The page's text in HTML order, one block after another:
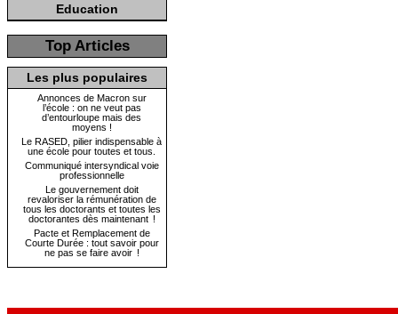
Education
Top Articles
Les plus populaires
Annonces de Macron sur
l’école : on ne veut pas
d’entourloupe mais des
moyens !
Le RASED, pilier indispensable à
une école pour toutes et tous.
Communiqué intersyndical voie
professionnelle
Le gouvernement doit
revaloriser la rémunération de
tous les doctorants et toutes les
doctorantes dès maintenant !
Pacte et Remplacement de
Courte Durée : tout savoir pour
ne pas se faire avoir !